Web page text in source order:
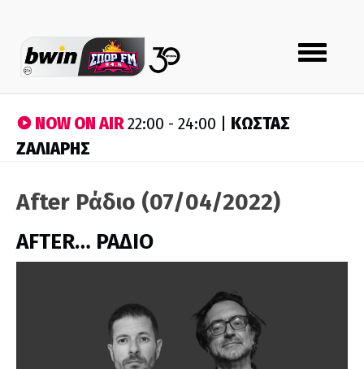
Toggle
navigation
NOW ON AIR22:00 - 24:00 | ΚΩΣΤΑΣ
ΖΑΛΙΑΡΗΣ
After Ράδιο (07/04/2022)
AFTER… ΡΑΔΙΟ